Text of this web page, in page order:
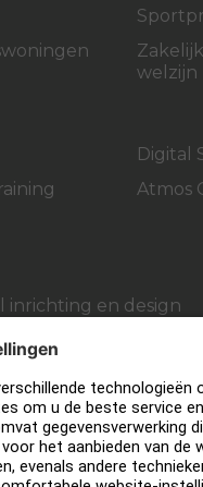
welzijn
Digital
Atmos
inrichting en design